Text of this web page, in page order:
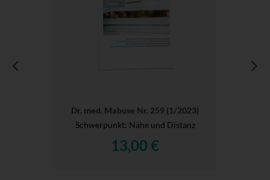
Dr. med. Mabuse Nr. 259 (1/2023)
Schwerpunkt: Nähe und Distanz
13,00 €